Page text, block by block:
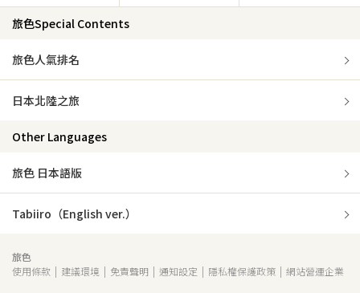
旅色Special Contents
旅色人氣排名
日本北陸之旅
Other Languages
旅色 日本語版
Tabiiro（English ver.）
旅色
使用條款
建議環境 免責聲明 通知設定 隱私權保護政策 網站營運企業